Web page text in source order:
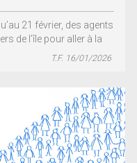
21 février, des agents
de l’île pour aller à la
T.F. 16/01/2026